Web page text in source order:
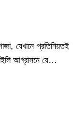
যেখানে প্রতিনিয়তই
আগ্রাসনে যে…